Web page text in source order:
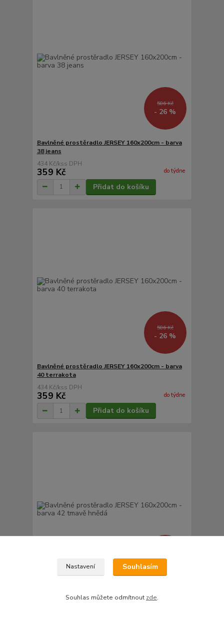
586 Kč
- 26 %
Bavlněné prostěradlo JERSEY 160x200cm - barva
38 jeans
434 Kč/ks
359 Kč do týdne
Přidat do košíku
586 Kč
- 26 %
Bavlněné prostěradlo JERSEY 160x200cm - barva
40 terrakota
434 Kč/ks
359 Kč do týdne
Přidat do košíku
- 26 %
42 tmavě hnědá
Nastavení Souhlasím
Souhlas můžete odmítnout zde.